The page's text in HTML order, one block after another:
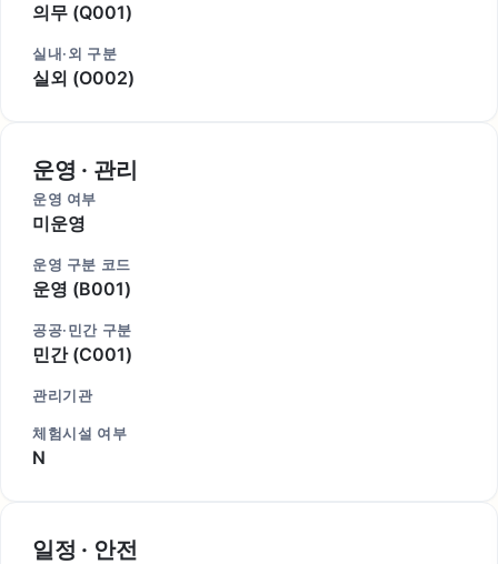
의무 (Q001)
실내·외 구분
실외 (O002)
운영 · 관리
운영 여부
미운영
운영 구분 코드
운영 (B001)
공공·민간 구분
민간 (C001)
관리기관
체험시설 여부
N
일정 · 안전